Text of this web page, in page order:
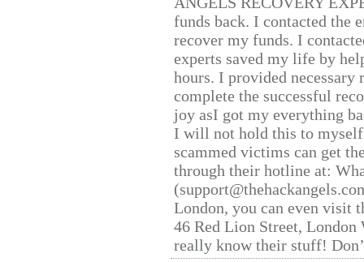
funds back. I contacted the
recover my funds. I
experts saved my life by
hours. I provided
complete the successful
joy asI got my everything
I will not hold this to
scammed victims can get
through their hotline at:
London, you can even visit
46 Red Lion Street, London
really know their stuff!